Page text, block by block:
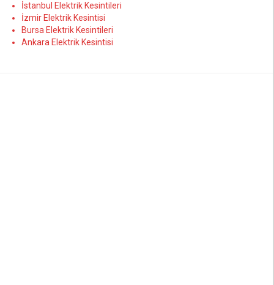
İstanbul Elektrik Kesintileri
İzmir Elektrik Kesintisi
Bursa Elektrik Kesintileri
Ankara Elektrik Kesintisi